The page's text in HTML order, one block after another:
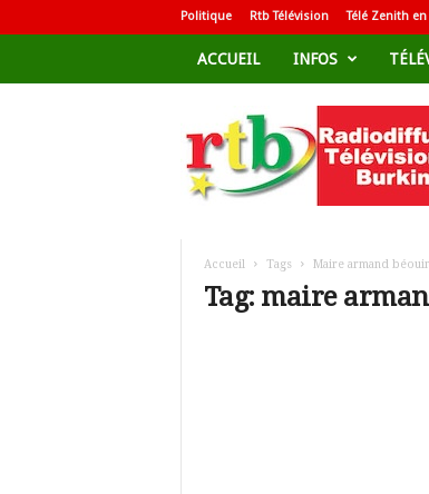
Politique Rtb Télévision Télé Zenith
ACCUEIL INFOS
d
i
Accueil Tags Maire armand
Tag: maire